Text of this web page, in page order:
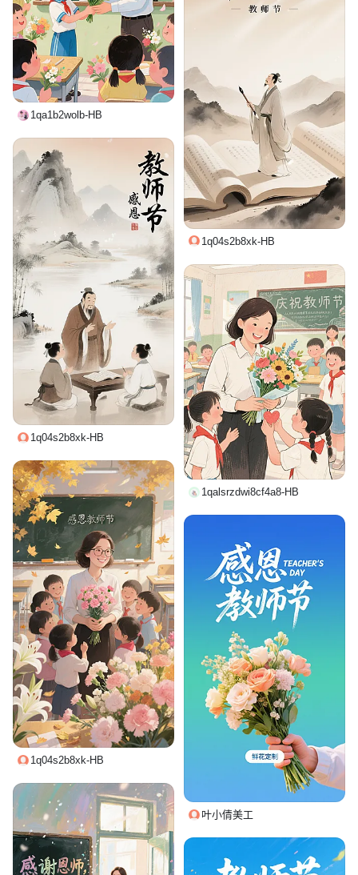
1qa1b2wolb-HB
1q04s2b8xk-HB
1q04s2b8xk-HB
1qalsrzdwi8cf4a8-HB
1q04s2b8xk-HB
叶小倩美工